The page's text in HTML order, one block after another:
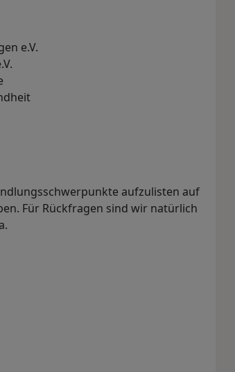
e.V.
aufzulisten auf
Für Rückfragen sind wir natürlich